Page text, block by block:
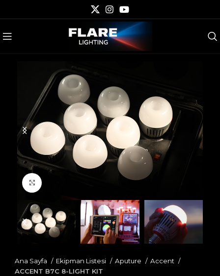
Ana Sayfa Ekipman Listesi Aputure
Accent
ACCENT B7C 8-LIGHT KIT